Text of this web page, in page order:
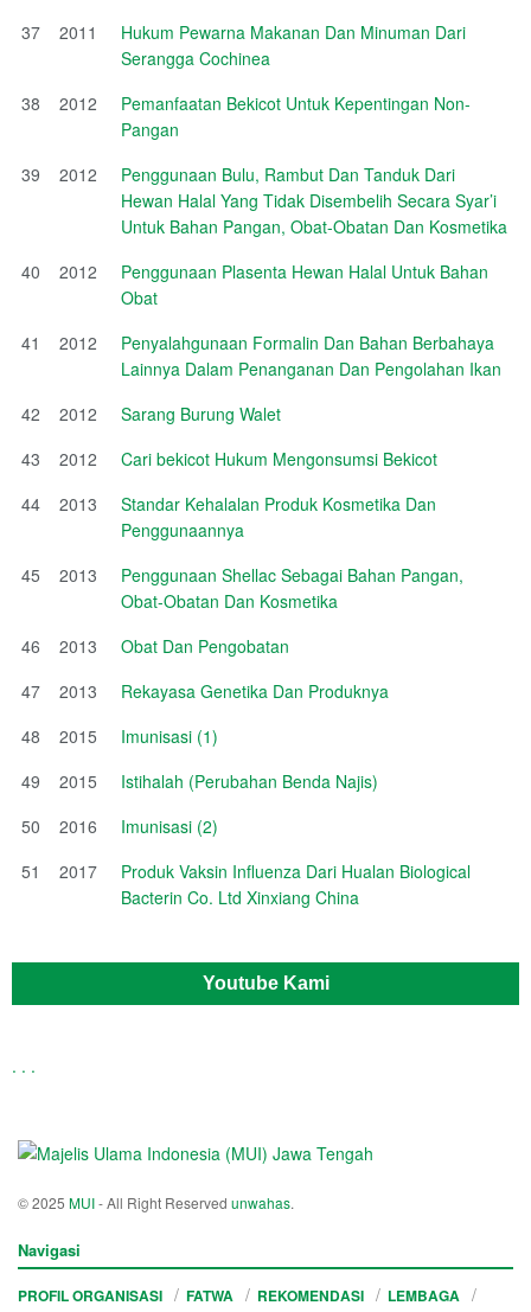
37
2011
Hukum Pewarna Makanan Dan Minuman Dari
Serangga Cochinea
38
2012
Pemanfaatan Bekicot Untuk Kepentingan Non-
Pangan
39
2012
Penggunaan Bulu, Rambut Dan Tanduk Dari
Hewan Halal Yang Tidak Disembelih Secara Syar’i
Untuk Bahan Pangan, Obat-Obatan Dan Kosmetika
40
2012
Penggunaan Plasenta Hewan Halal Untuk Bahan
Obat
41
2012
Penyalahgunaan Formalin Dan Bahan Berbahaya
Lainnya Dalam Penanganan Dan Pengolahan Ikan
42
2012
Sarang Burung Walet
43
2012
Cari bekicot Hukum Mengonsumsi Bekicot
44
2013
Standar Kehalalan Produk Kosmetika Dan
Penggunaannya
45
2013
Penggunaan Shellac Sebagai Bahan Pangan,
Obat-Obatan Dan Kosmetika
46
2013
Obat Dan Pengobatan
47
2013
Rekayasa Genetika Dan Produknya
48
2015
Imunisasi (1)
49
2015
Istihalah (Perubahan Benda Najis)
50
2016
Imunisasi (2)
51
2017
Produk Vaksin Influenza Dari Hualan Biological
Bacterin Co. Ltd Xinxiang China
Youtube Kami
. . .
© 2025 MUI- All Right Reserved unwahas.
Navigasi
PROFIL ORGANISASI FATWA REKOMENDASI
LEMBAGA